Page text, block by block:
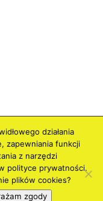
Regulamindziałania
zapewniania funkcji
z narzędzi
polityce prywatności.
plików cookies?
zgody